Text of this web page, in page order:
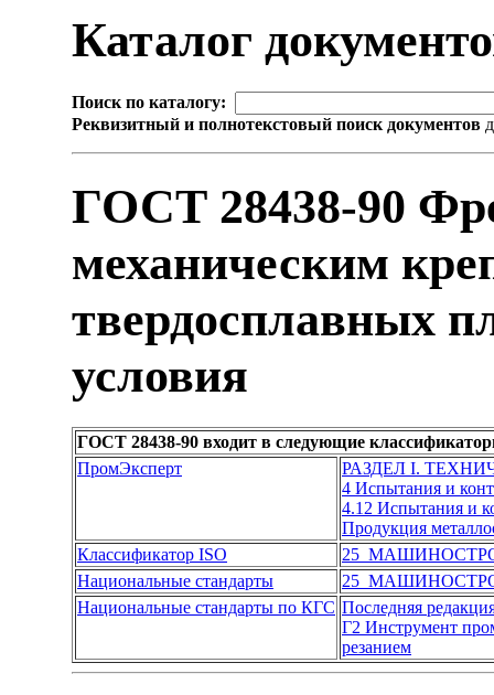
Каталог
Поиск по каталогу:
Реквизитный и полнотекстовый поиск документов
ГОСТ 28438-90
механическим
твердосплавных
условия
ГОСТ 28438-90 входит в следующие
ПромЭксперт
РАЗДЕЛ I.
4 Испытания и
4.12 Испытания и
Продукция
Классификатор ISO
25
Национальные стандарты
25
Национальные стандарты по КГС Последняя
Г2 Инструмент
резанием